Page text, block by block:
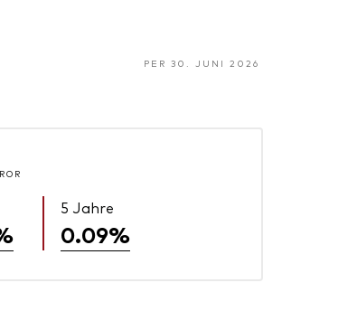
PER 30. JUNI 2026
5 Jahre
0.09%